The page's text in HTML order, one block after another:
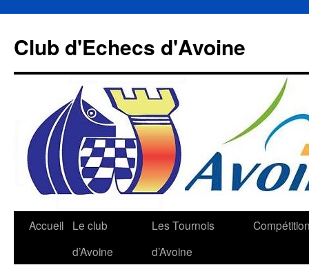
contenu
Club d'Echecs d'Avoine
Accueil
Le club
d’Avoine
Les Tournois
d’Avoine